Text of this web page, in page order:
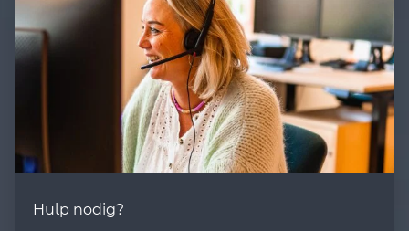
Hulp nodig?